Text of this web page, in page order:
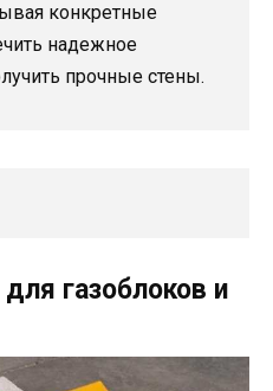
конкретные
надежное
прочные стены.
газоблоков и